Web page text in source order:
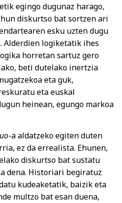
egingo dugunaz harago,
diskurtso bat sortzen ari
esku uzten dugu
Alderdien logiketatik ihes
horretan sartuz gero
beti dutelako inertzia
eta guk,
eta euskal
heinean, egungo markoa
-a aldatzeko egiten duten
ez da errealista. Ehunen,
diskurtso bat sustatu
dena. Historiari begiratuz
kudeaketatik, baizik eta
multzo bat esan duena,